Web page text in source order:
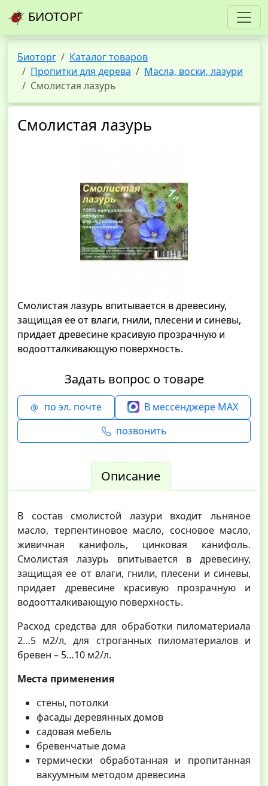
БИОТОРГ
Биоторг
Каталог товаров
Пропитки для дерева
Масла, воски, лазури
Смолистая лазурь
Смолистая лазурь
Смолистая лазурь впитывается в древесину,
защищая ее от влаги, гнили, плесени и синевы,
придает древесине красивую прозрачную и
водоотталкивающую поверхность.
Задать вопрос о товаре
по эл. почте
В мессенджере MAX
позвонить
Описание
В состав смолистой лазури входит льняное
масло, терпентиновое масло, сосновое масло,
живичная канифоль, цинковая канифоль.
Смолистая лазурь впитывается в древесину,
защищая ее от влаги, гнили, плесени и синевы,
придает древесине красивую прозрачную и
водоотталкивающую поверхность.
Расход средства для обработки пиломатериала
2…5 м2/л, для строганных пиломатериалов и
бревен – 5…10 м2/л.
Места применения
стены, потолки
фасады деревянных домов
садовая мебель
бревенчатые дома
термически обработанная и пропитанная
вакуумным методом древесина